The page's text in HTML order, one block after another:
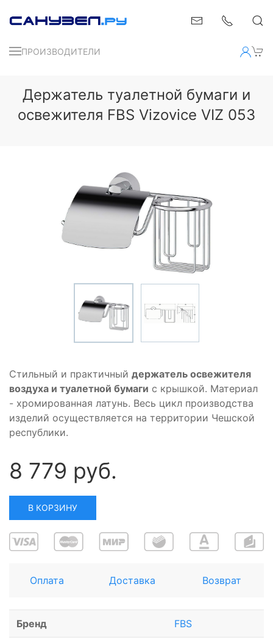
ПРОИЗВОДИТЕЛИ
Держатель туалетной бумаги и
освежителя FBS Vizovice VIZ 053
Стильный и практичный держатель освежителя
воздуха и туалетной бумаги с крышкой. Материал
- хромированная латунь. Весь цикл производства
изделий осуществляется на территории Чешской
республики.
8 779 руб.
В КОРЗИНУ
Оплата Доставка Возврат
Бренд FBS